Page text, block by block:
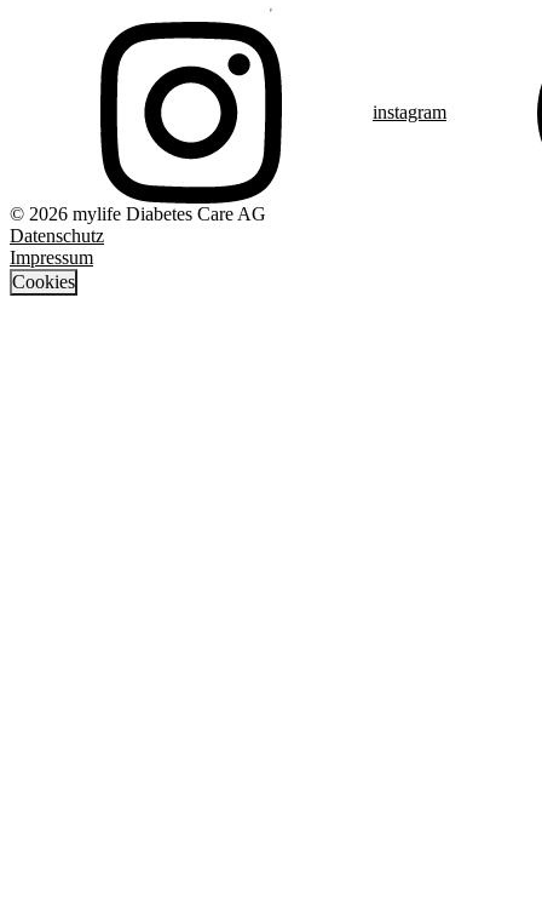
instagram
© 2026 mylife Diabetes Care AG
Datenschutz
Impressum
Cookies